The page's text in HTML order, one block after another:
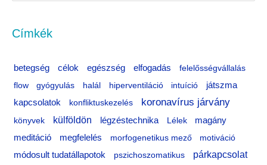
Címkék
betegség célok egészség elfogadás
felelősségvállalás
flow
gyógyulás halál hiperventiláció intuíció
játszma
kapcsolatok
konfliktuskezelés koronavírus járvány
könyvek külföldön légzéstechnika Lélek magány
meditáció megfelelés morfogenetikus mező motiváció
módosult tudatállapotok pszichoszomatikus párkapcsolat